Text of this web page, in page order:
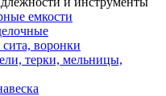
емкости
воронки
терки, мельницы,